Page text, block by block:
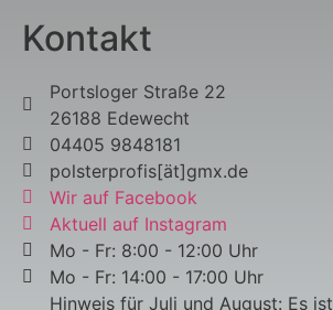
Kontakt
Portsloger Straße 22
26188 Edewecht
04405 9848181
polsterprofis[ät]gmx.de
Wir auf Facebook
Aktuell auf Instagram
Mo - Fr: 8:00 - 12:00 Uhr
Mo - Fr: 14:00 - 17:00 Uhr
Hinweis für Juli und August: Es ist